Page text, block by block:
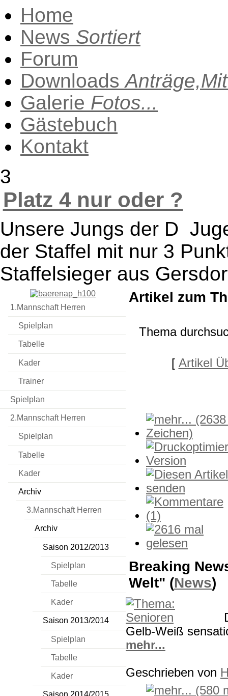
Home
News Sortiert
Forum
Downloads
Galerie Fotos...
Gästebuch
Kontakt
3
Platz 4 nur oder ?
Unsere Jungs der D
der Staffel mit nur 3
Staffelsieger aus
1.Mannschaft Herren
Spielplan
Tabelle
Kader
Trainer
Spielplan
2.Mannschaft Herren
Spielplan
Tabelle
Kader
Archiv
3.Mannschaft Herren
Archiv
Saison 2012/2013
Spielplan
Tabelle
Kader
Saison 2013/2014
Spielplan
Tabelle
Kader
Artikel zum
Thema
[ Artikel
Breaking
Welt" (News)
Gelb-Weiß
mehr...
Geschrieben von